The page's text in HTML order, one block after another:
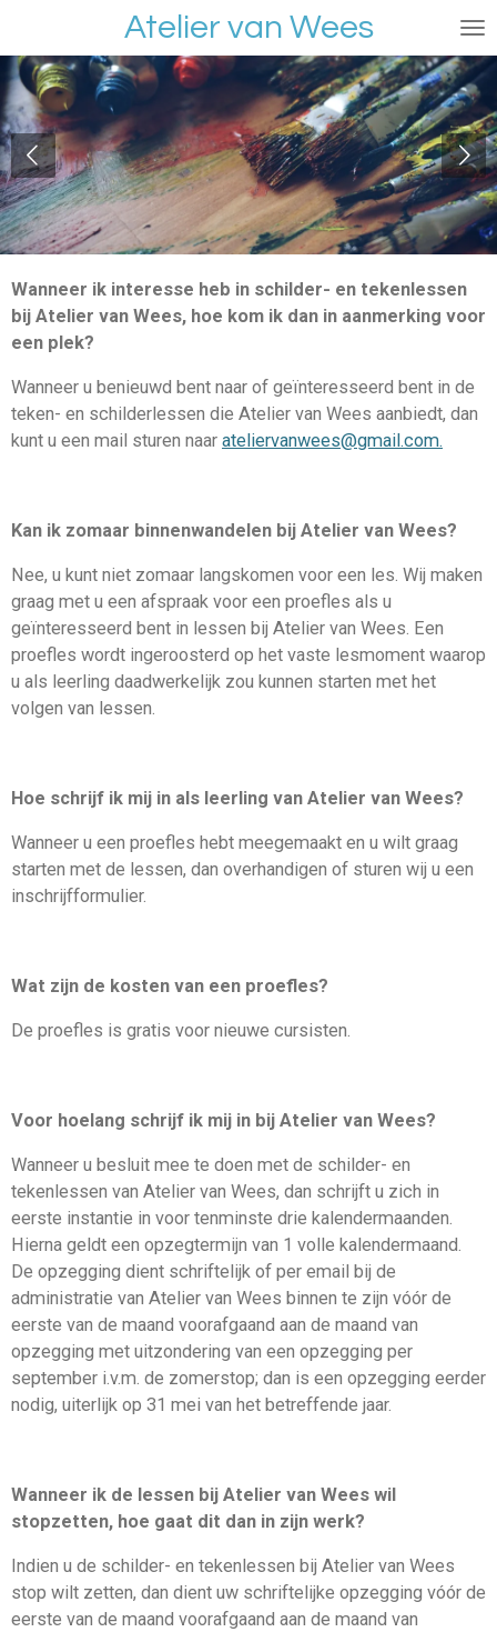
naar
de
hoofdinhoud
Atelier van Wees
Wanneer ik interesse heb in schilder- en tekenlessen
bij Atelier van Wees, hoe kom ik dan in aanmerking voor
een plek?
Wanneer u benieuwd bent naar of geïnteresseerd bent in de
teken- en schilderlessen die Atelier van Wees aanbiedt, dan
kunt u een mail sturen naar ateliervanwees@gmail.com.
Kan ik zomaar binnenwandelen bij Atelier van Wees?
Nee, u kunt niet zomaar langskomen voor een les. Wij maken
graag met u een afspraak voor een proefles als u
geïnteresseerd bent in lessen bij Atelier van Wees. Een
proefles wordt ingeroosterd op het vaste lesmoment waarop
u als leerling daadwerkelijk zou kunnen starten met het
volgen van lessen.
Hoe schrijf ik mij in als leerling van Atelier van Wees?
Wanneer u een proefles hebt meegemaakt en u wilt graag
starten met de lessen, dan overhandigen of sturen wij u een
inschrijfformulier.
Wat zijn de kosten van een proefles?
De proefles is gratis voor nieuwe cursisten.
Voor hoelang schrijf ik mij in bij Atelier van Wees?
Wanneer u besluit mee te doen met de schilder- en
tekenlessen van Atelier van Wees, dan schrijft u zich in
eerste instantie in voor tenminste drie kalendermaanden.
Hierna geldt een opzegtermijn van 1 volle kalendermaand.
De opzegging dient schriftelijk of per email bij de
administratie van Atelier van Wees binnen te zijn vóór de
eerste van de maand voorafgaand aan de maand van
opzegging met uitzondering van een opzegging per
september i.v.m. de zomerstop; dan is een opzegging eerder
nodig, uiterlijk op 31 mei van het betreffende jaar.
Wanneer ik de lessen bij Atelier van Wees wil
stopzetten, hoe gaat dit dan in zijn werk?
Indien u de schilder- en tekenlessen bij Atelier van Wees
stop wilt zetten, dan dient uw schriftelijke opzegging vóór de
eerste van de maand voorafgaand aan de maand van